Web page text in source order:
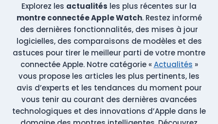
Explorez les actualités les plus récentes sur la
montre connectée Apple Watch. Restez informé
des dernières fonctionnalités, des mises à jour
logicielles, des comparaisons de modèles et des
astuces pour tirer le meilleur parti de votre montre
connectée Apple. Notre catégorie «Actualités »
vous propose les articles les plus pertinents, les
avis d’experts et les tendances du moment pour
vous tenir au courant des dernières avancées
technologiques et des innovations d’Apple dans le